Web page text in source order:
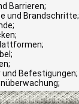
Barrieren;
und Brandschritte;
und Befestigungen;